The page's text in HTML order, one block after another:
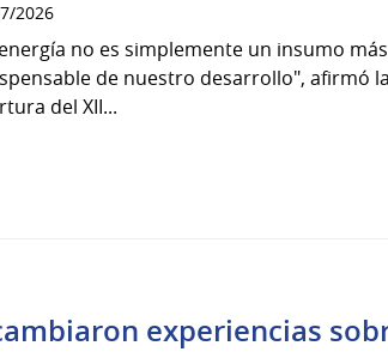
2026
no es simplemente un insumo
de nuestro desarrollo", afirmó
del XII...
experiencias